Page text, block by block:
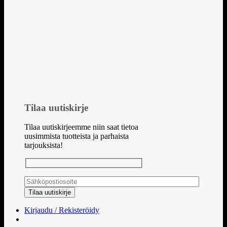
Tilaa uutiskirje
Tilaa uutiskirjeemme niin saat tietoa
uusimmista tuotteista ja parhaista
tarjouksista!
Kirjaudu / Rekisteröidy